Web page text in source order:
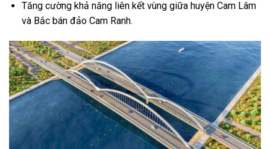
Tăng cường khả năng liên kết vùng giữa huyện Cam Lâm
và Bắc bán đảo Cam Ranh.